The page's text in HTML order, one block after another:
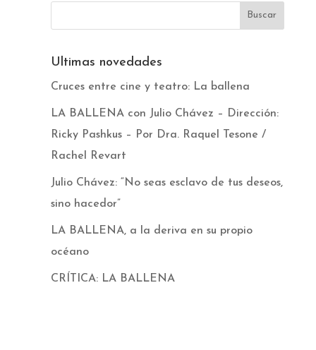
Ultimas novedades
Cruces entre cine y teatro: La ballena
LA BALLENA con Julio Chávez – Dirección:
Ricky Pashkus – Por Dra. Raquel Tesone /
Rachel Revart
Julio Chávez: “No seas esclavo de tus deseos,
sino hacedor”
LA BALLENA, a la deriva en su propio
océano
CRÍTICA: LA BALLENA